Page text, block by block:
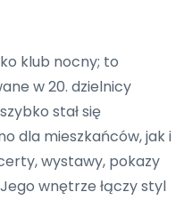
klub nocny; to
w 20. dzielnicy
stał się
dla mieszkańców, jak i
wystawy, pokazy
wnętrze łączy styl